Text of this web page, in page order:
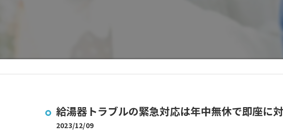
給湯器トラブルの緊急対応は年中無休で即座に対
2023/12/09